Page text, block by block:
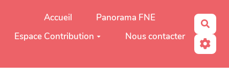
Aller au contenu principal
Accueil
Panorama FNE
Espace Contribution
Nous contacter